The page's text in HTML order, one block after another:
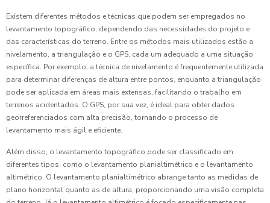
Existem diferentes métodos e técnicas que podem ser empregados no
levantamento topográfico, dependendo das necessidades do projeto e
das características do terreno. Entre os métodos mais utilizados estão a
nivelamento, a triangulação e o GPS, cada um adequado a uma situação
específica. Por exemplo, a técnica de nivelamento é frequentemente utilizada
para determinar diferenças de altura entre pontos, enquanto a triangulação
pode ser aplicada em áreas mais extensas, facilitando o trabalho em
terrenos acidentados. O GPS, por sua vez, é ideal para obter dados
georreferenciados com alta precisão, tornando o processo de
levantamento mais ágil e eficiente.
Além disso, o levantamento topográfico pode ser classificado em
diferentes tipos, como o levantamento planialtimétrico e o levantamento
altimétrico. O levantamento planialtimétrico abrange tanto as medidas de
plano horizontal quanto as de altura, proporcionando uma visão completa